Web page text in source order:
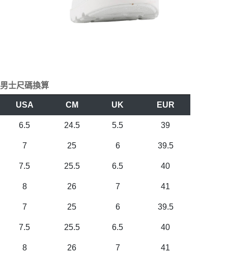
男士尺碼換算
USA CM UK EUR
6.5 24.5 5.5 39
7 25 6 39.5
7.5 25.5 6.5 40
8 26 7 41
7 25 6 39.5
7.5 25.5 6.5 40
8 26 7 41